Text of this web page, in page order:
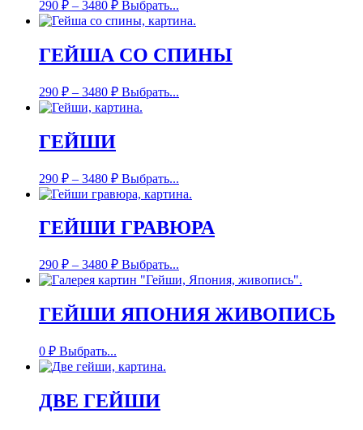
290 ₽ – 3480 ₽ Выбрать...
ГЕЙША СО СПИНЫ
290 ₽ – 3480 ₽ Выбрать...
ГЕЙШИ
290 ₽ – 3480 ₽ Выбрать...
ГЕЙШИ ГРАВЮРА
290 ₽ – 3480 ₽ Выбрать...
ГЕЙШИ ЯПОНИЯ ЖИВОПИСЬ
0 ₽ Выбрать...
ДВЕ ГЕЙШИ